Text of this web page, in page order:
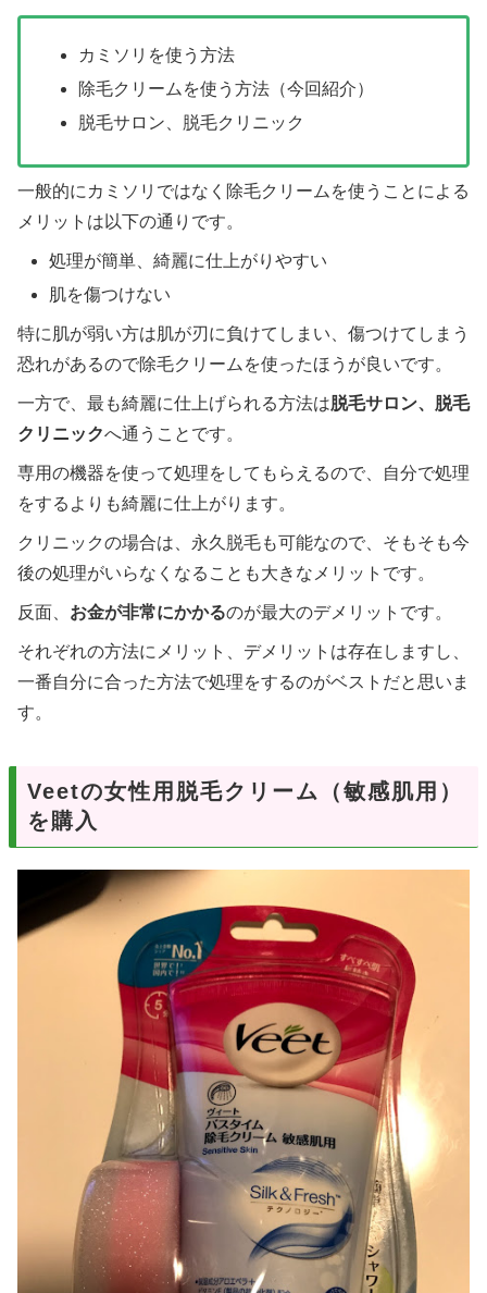
カミソリを使う方法
除毛クリームを使う方法（今回紹介）
脱毛サロン、脱毛クリニック
一般的にカミソリではなく除毛クリームを使うことによる
メリットは以下の通りです。
処理が簡単、綺麗に仕上がりやすい
肌を傷つけない
特に肌が弱い方は肌が刃に負けてしまい、傷つけてしまう
恐れがあるので除毛クリームを使ったほうが良いです。
一方で、最も綺麗に仕上げられる方法は脱毛サロン、脱毛
クリニックへ通うことです。
専用の機器を使って処理をしてもらえるので、自分で処理
をするよりも綺麗に仕上がります。
クリニックの場合は、永久脱毛も可能なので、そもそも今
後の処理がいらなくなることも大きなメリットです。
反面、 お金が非常にかかるのが最大のデメリットです。
それぞれの方法にメリット、デメリットは存在しますし、
一番自分に合った方法で処理をするのがベストだと思いま
す。
Veetの女性用脱毛クリーム（敏感肌用）
を購入